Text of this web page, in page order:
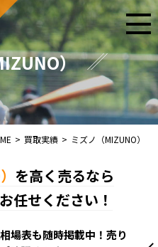
）
> 買取実績 > ミズノ（MIZUNO）
を高く売るなら
任せください！
場表も随時掲載中！売り